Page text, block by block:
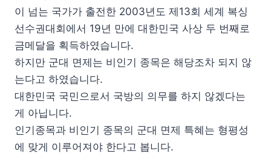
이 넘는 국가가 출전한 2003년도 제13회 세계 복싱
선수권대회에서 19년 만에 대한민국 사상 두 번째로
금메달을 획득하였습니다.
하지만 군대 면제는 비인기 종목은 해당조차 되지 않
는다고 하였습니다.
대한민국 국민으로서 국방의 의무를 하지 않겠다는
게 아닙니다.
인기종목과 비인기 종목의 군대 면제 특혜는 형평성
에 맞게 이루어져야 한다고 봅니다.